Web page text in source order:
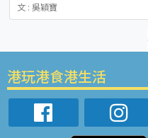
文 : 吳穎寶
港玩港食港生活